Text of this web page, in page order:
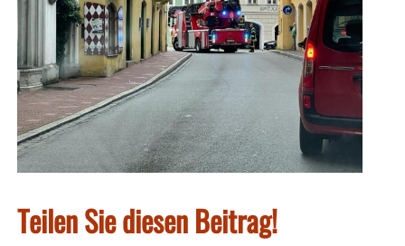
Teilen Sie diesen Beitrag!